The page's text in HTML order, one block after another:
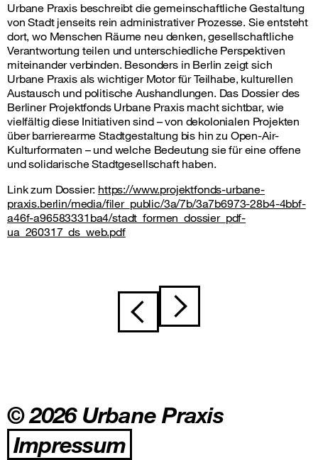
Urbane Praxis beschreibt die gemeinschaftliche Gestaltung
von Stadt jenseits rein administrativer Prozesse. Sie entsteht
dort, wo Menschen Räume neu denken, gesellschaftliche
Verantwortung teilen und unterschiedliche Perspektiven
miteinander verbinden. Besonders in Berlin zeigt sich
Urbane Praxis als wichtiger Motor für Teilhabe, kulturellen
Austausch und politische Aushandlungen. Das Dossier des
Berliner Projektfonds Urbane Praxis macht sichtbar, wie
vielfältig diese Initiativen sind – von dekolonialen Projekten
über barrierearme Stadtgestaltung bis hin zu Open-Air-
Kulturformaten – und welche Bedeutung sie für eine offene
und solidarische Stadtgesellschaft haben.
Link zum Dossier: https://www.projektfonds-urbane-
praxis.berlin/media/filer_public/3a/7b/3a7b6973-28b4-4bbf-
a46f-a96583331ba4/stadt_formen_dossier_pdf-
ua_260317_ds_web.pdf
Beitragsnavigation
© 2026 Urbane Praxis
Impressum